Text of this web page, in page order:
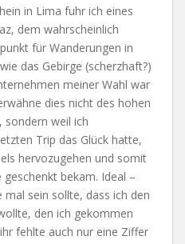
in Lima fuhr ich eines
dem wahrscheinlich
für Wanderungen in
das Gebirge (scherzhaft?)
meiner Wahl war
dies nicht des hohen
sondern weil ich
Trip das Glück hatte,
hervozugehen und somit
bekam. Ideal –
sein sollte, dass ich den
den ich gekommen
fehlte auch nur eine Ziffer